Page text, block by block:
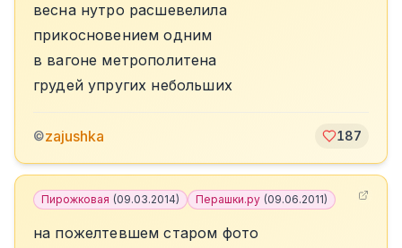
весна нутро расшевелила
прикосновением одним
в вагоне метрополитена
грудей упругих небольших
©zajushka 187
Пирожковая (09.03.2014) Перашки.ру (09.06.2011)
на пожелтевшем старом фото